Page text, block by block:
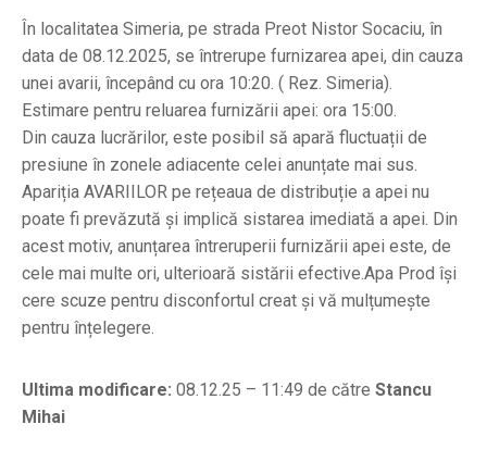
În localitatea Simeria, pe strada Preot Nistor Socaciu, în
data de 08.12.2025, se întrerupe furnizarea apei, din cauza
unei avarii, începând cu ora 10:20. ( Rez. Simeria).
Estimare pentru reluarea furnizării apei: ora 15:00.
Din cauza lucrărilor, este posibil să apară fluctuații de
presiune în zonele adiacente celei anunțate mai sus.
Apariția AVARIILOR pe rețeaua de distribuție a apei nu
poate fi prevăzută și implică sistarea imediată a apei. Din
acest motiv, anunțarea întreruperii furnizării apei este, de
cele mai multe ori, ulterioară sistării efective.Apa Prod își
cere scuze pentru disconfortul creat și vă mulțumește
pentru înțelegere.
Ultima modificare: 08.12.25 – 11:49 de către Stancu
Mihai